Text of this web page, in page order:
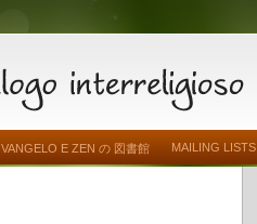
VANGELO E ZEN の 図書館 MAILING LISTS